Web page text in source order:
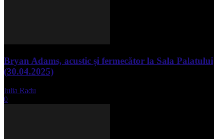
Bryan Adams, acustic și fermecător la Sala Palatului
(30.04.2025)
Iulia Radu
0